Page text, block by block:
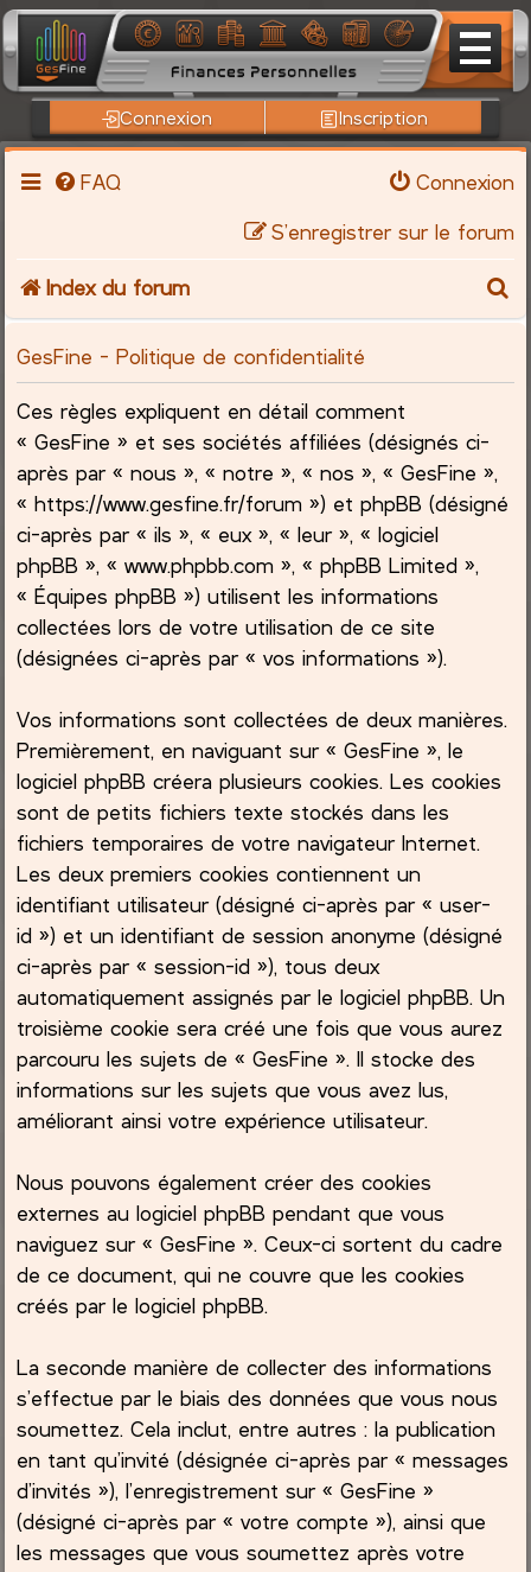
Connexion Inscription
FAQ
Connexion
S’enregistrer sur le forum
Index du forum
c
GesFine - Politique de confidentialité
Ces règles expliquent en détail comment
« GesFine » et ses sociétés affiliées (désignés ci-
après par « nous », « notre », « nos », « GesFine »,
« https://www.gesfine.fr/forum ») et phpBB (désigné
ci-après par « ils », « eux », « leur », « logiciel
phpBB », « www.phpbb.com », « phpBB Limited »,
« Équipes phpBB ») utilisent les informations
collectées lors de votre utilisation de ce site
(désignées ci-après par « vos informations »).
Vos informations sont collectées de deux manières.
Premièrement, en naviguant sur « GesFine », le
logiciel phpBB créera plusieurs cookies. Les cookies
sont de petits fichiers texte stockés dans les
fichiers temporaires de votre navigateur Internet.
Les deux premiers cookies contiennent un
identifiant utilisateur (désigné ci-après par « user-
id ») et un identifiant de session anonyme (désigné
ci-après par « session-id »), tous deux
automatiquement assignés par le logiciel phpBB. Un
troisième cookie sera créé une fois que vous aurez
parcouru les sujets de « GesFine ». Il stocke des
informations sur les sujets que vous avez lus,
améliorant ainsi votre expérience utilisateur.
Nous pouvons également créer des cookies
externes au logiciel phpBB pendant que vous
naviguez sur « GesFine ». Ceux-ci sortent du cadre
de ce document, qui ne couvre que les cookies
créés par le logiciel phpBB.
La seconde manière de collecter des informations
s’effectue par le biais des données que vous nous
soumettez. Cela inclut, entre autres : la publication
en tant qu’invité (désignée ci-après par « messages
d’invités »), l’enregistrement sur « GesFine »
(désigné ci-après par « votre compte »), ainsi que
les messages que vous soumettez après votre